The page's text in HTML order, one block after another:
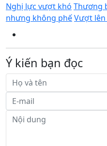
Nghị lực vượt khó Thương
nhưng không phếVượt
Ý kiến bạn đọc